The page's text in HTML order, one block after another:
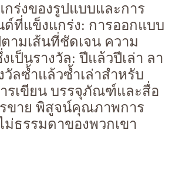
ร่งของรูปแบบและการ
ด์ที่แข็งแกร่ง: การออกแบบ
ามเส้นที่ชัดเจน ความ
เป็นรางวัล: ปีแล้วปีเล่า ลา
วัลซ้ำแล้วซ้ำเล่าสำหรับ
ารเขียน บรรจุภัณฑ์และสื่อ
รขาย พิสูจน์คุณภาพการ
ธรรมดาของพวกเขา